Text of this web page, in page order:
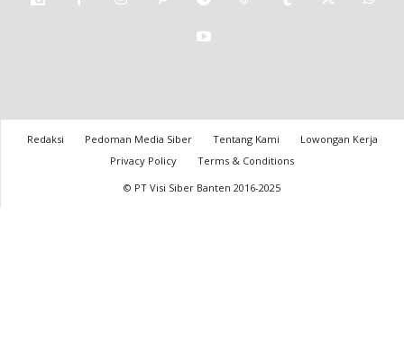
Redaksi Pedoman Media Siber Tentang Kami
Lowongan Kerja
Privacy Policy
Terms & Conditions
© PT Visi Siber Banten 2016-2025